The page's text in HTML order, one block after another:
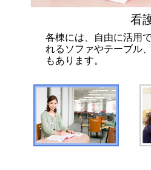
看
各棟には、自由に活用
れるソファやテーブル
もあります。